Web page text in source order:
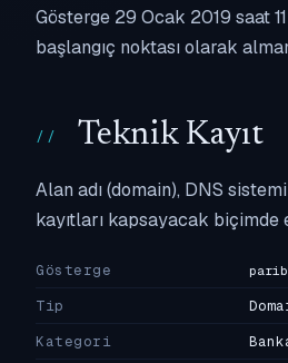
Gösterge 29 Ocak 2019 saat
başlangıç noktası olarak
Teknik Kayıt
Alan adı (domain), DNS
kayıtları kapsayacak biçimde
Gösterge
Tip
Kategori